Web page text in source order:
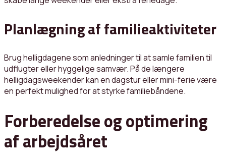
Planlægning af familieaktiviteter
Brug helligdagene som anledninger til at samle familien til
udflugter eller hyggelige samvær. På de længere
helligdagsweekender kan en dagstur eller mini-ferie være
en perfekt mulighed for at styrke familiebåndene.
Forberedelse og optimering
af arbejdsåret